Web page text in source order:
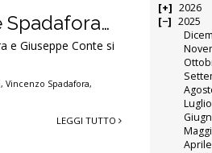
e Giuseppe Conte si
,Vincenzo Spadafora,
LEGGI TUTTO
2026
2025
Luglio
Aprile